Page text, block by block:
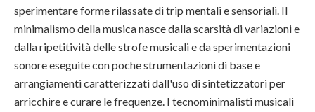
sperimentare forme rilassate di trip mentali e sensoriali. Il
minimalismo della musica nasce dalla scarsità di variazioni e
dalla ripetitività delle strofe musicali e da sperimentazioni
sonore eseguite con poche strumentazioni di base e
arrangiamenti caratterizzati dall'uso di sintetizzatori per
arricchire e curare le frequenze. I tecnominimalisti musicali